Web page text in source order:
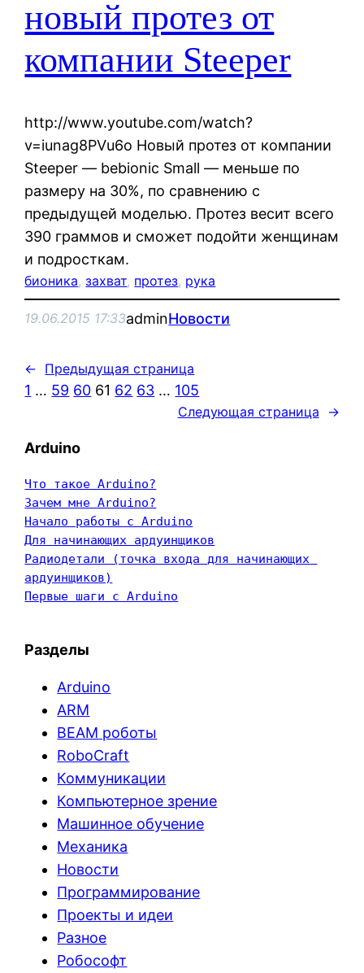
новый протез от
компании Steeper
http://www.youtube.com/watch?
v=iunag8PVu6o Новый протез от компании
Steeper — bebionic Small — меньше по
размеру на 30%, по сравнению с
предыдущей моделью. Протез весит всего
390 граммов и сможет подойти женщинам
и подросткам.
бионика, захват, протез, рука
19.06.2015 17:33adminНовости
← Предыдущая страница
1 … 59 60 61 62 63 … 105
Следующая страница →
Arduino
Что такое Arduino?
Зачем мне Arduino?
Начало работы с Arduino
Для начинающих ардуинщиков
Радиодетали (точка входа для начинающих
ардуинщиков)
Первые шаги с Arduino
Разделы
Arduino
ARM
BEAM роботы
RoboCraft
Коммуникации
Компьютерное зрение
Машинное обучение
Механика
Новости
Программирование
Проекты и идеи
Разное
Робософт